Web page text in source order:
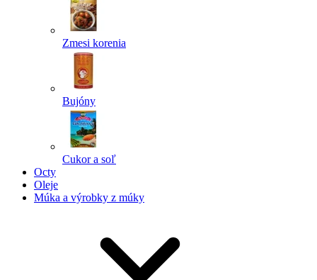
Zmesi korenia
Bujóny
Cukor a soľ
Octy
Oleje
Múka a výrobky z múky